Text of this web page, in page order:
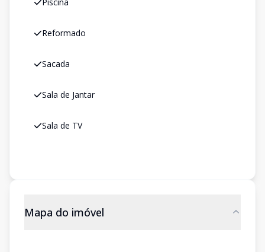
Reformado
Sacada
Sala de Jantar
Sala de TV
Mapa do imóvel